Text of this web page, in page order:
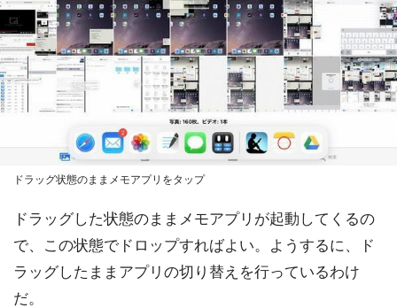
ドラッグ状態のままメモアプリをタップ
ドラッグした状態のままメモアプリが起動してくるの
で、この状態でドロップすればよい。ようするに、ド
ラッグしたままアプリの切り替えを行っているわけ
だ。